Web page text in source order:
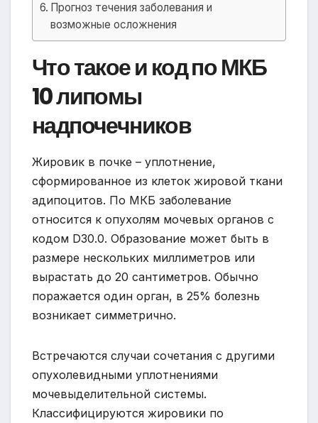
Прогноз течения заболевания и
возможные осложнения
Что такое и код по МКБ
10 липомы
надпочечников
Жировик в почке – уплотнение,
сформированное из клеток жировой ткани
адипоцитов. По МКБ заболевание
относится к опухолям мочевых органов с
кодом D30.0. Образование может быть в
размере нескольких миллиметров или
вырастать до 20 сантиметров. Обычно
поражается один орган, в 25% болезнь
возникает симметрично.
Встречаются случаи сочетания с другими
опухолевидными уплотнениями
мочевыделительной системы.
Классифицируются жировики по